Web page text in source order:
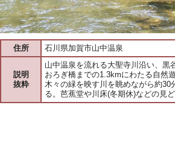
住所 石川県加賀市山中温泉
説明
抜粋
山中温泉を流れる大聖寺川沿い、黒
おろぎ橋までの1.3kmにわたる自然
木々の緑を映す川を眺めながら約30
る。芭蕉堂や川床(冬期休)などの見